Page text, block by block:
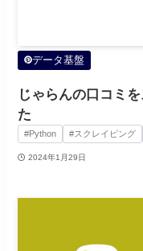
データ基盤
じゃらんの口コミ
た
#Python #スクレイピング
2024年1月29日